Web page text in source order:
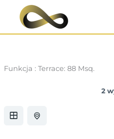
Przejdź
Funkcja : Terrace: 88 Msq.
2